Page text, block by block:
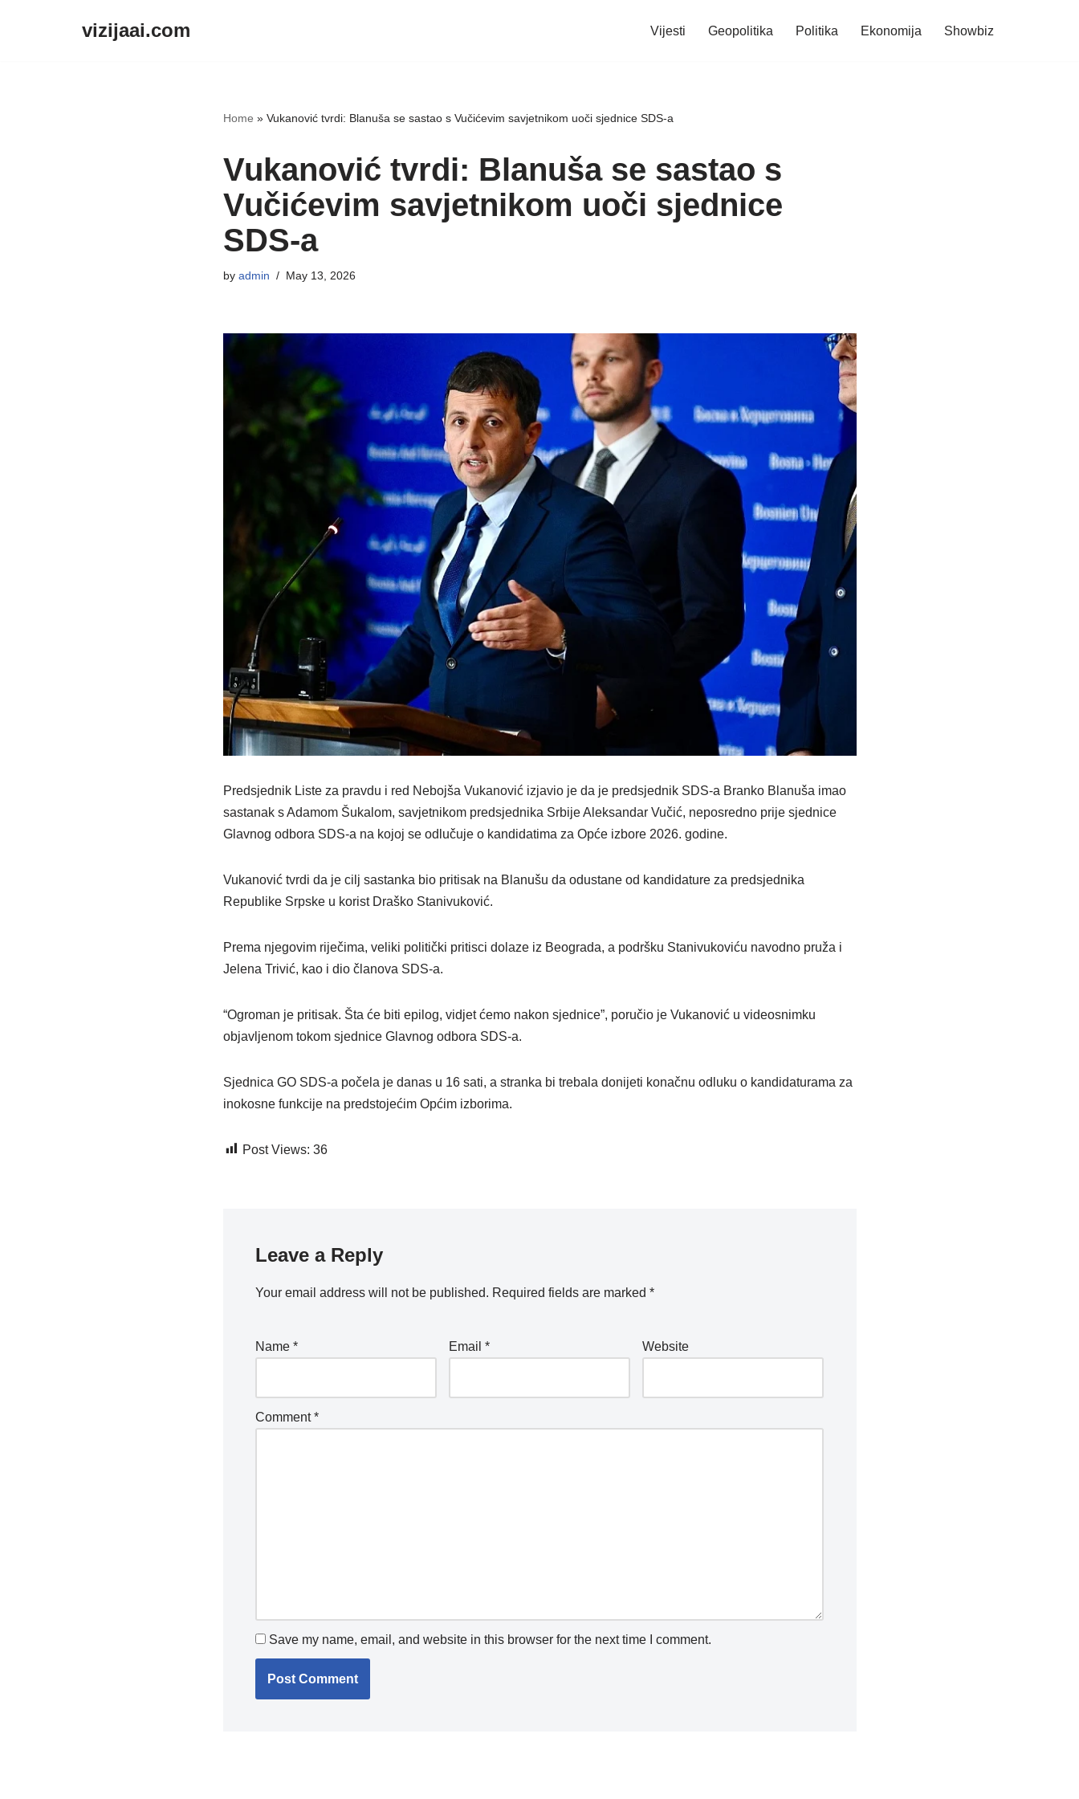
vizijaai.com Vijesti Geopolitika Politika Ekonomija Showbiz
Home » Vukanović tvrdi: Blanuša se sastao s Vučićevim savjetnikom uoči sjednice SDS-a
Vukanović tvrdi: Blanuša se sastao s
Vučićevim savjetnikom uoči sjednice
SDS-a
by admin May 13, 2026
Predsjednik Liste za pravdu i red Nebojša Vukanović izjavio je da je predsjednik SDS-a Branko Blanuša imao
sastanak s Adamom Šukalom, savjetnikom predsjednika Srbije Aleksandar Vučić, neposredno prije sjednice
Glavnog odbora SDS-a na kojoj se odlučuje o kandidatima za Opće izbore 2026. godine.
Vukanović tvrdi da je cilj sastanka bio pritisak na Blanušu da odustane od kandidature za predsjednika
Republike Srpske u korist Draško Stanivuković.
Prema njegovim riječima, veliki politički pritisci dolaze iz Beograda, a podršku Stanivukoviću navodno pruža i
Jelena Trivić, kao i dio članova SDS-a.
“Ogroman je pritisak. Šta će biti epilog, vidjet ćemo nakon sjednice”, poručio je Vukanović u videosnimku
objavljenom tokom sjednice Glavnog odbora SDS-a.
Sjednica GO SDS-a počela je danas u 16 sati, a stranka bi trebala donijeti konačnu odluku o kandidaturama za
inokosne funkcije na predstojećim Općim izborima.
Post Views: 36
Leave a Reply
Your email address will not be published. Required fields are marked *
Name * Email * Website
Comment*
Save my name, email, and website in this browser for the next time I comment.